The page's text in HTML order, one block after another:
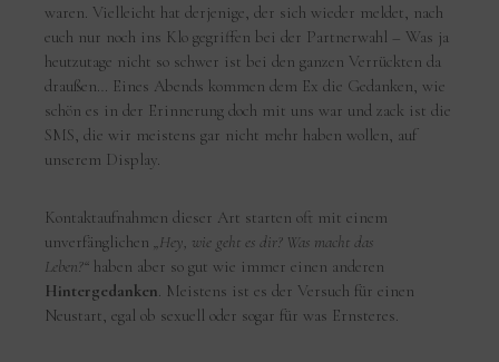
waren. Vielleicht hat derjenige, der sich wieder meldet, nach
euch nur noch ins Klo gegriffen bei der Partnerwahl – Was ja
heutzutage nicht so schwer ist bei den ganzen Verrückten da
draußen… Eines Abends kommen dem Ex die Gedanken, wie
schön es in der Erinnerung doch mit uns war und zack ist die
SMS, die wir meistens gar nicht mehr haben wollen, auf
unserem Display.
Kontaktaufnahmen dieser Art starten oft mit einem
unverfänglichen„Hey, wie geht es dir? Was macht das
Leben?“ haben aber so gut wie immer einen anderen
Hintergedanken. Meistens ist es der Versuch für einen
Neustart, egal ob sexuell oder sogar für was Ernsteres.